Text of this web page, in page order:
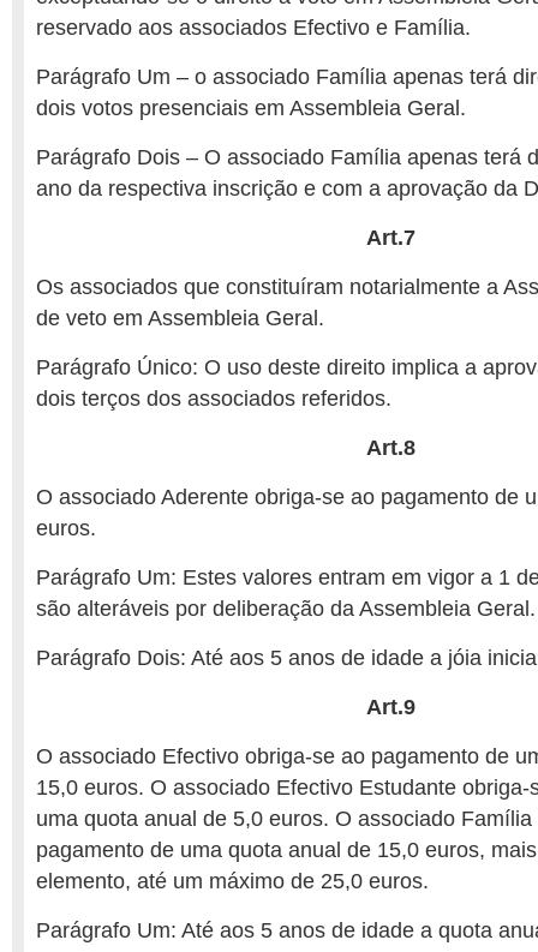
reservado aos associados Efectivo e Família.
Parágrafo Um – o associado Família apenas terá
dois votos presenciais em Assembleia Geral.
Parágrafo Dois – O associado Família apenas terá
ano da respectiva inscrição e com a aprovação da
Art.7
Os associados que constituíram notarialmente a
de veto em Assembleia Geral.
Parágrafo Único: O uso deste direito implica a
dois terços dos associados referidos.
Art.8
O associado Aderente obriga-se ao pagamento de
euros.
Parágrafo Um: Estes valores entram em vigor a 1
são alteráveis por deliberação da Assembleia Geral.
Parágrafo Dois: Até aos 5 anos de idade a jóia
Art.9
O associado Efectivo obriga-se ao pagamento de
15,0 euros. O associado Efectivo Estudante
uma quota anual de 5,0 euros. O associado
pagamento de uma quota anual de 15,0 euros,
elemento, até um máximo de 25,0 euros.
Parágrafo Um: Até aos 5 anos de idade a quota